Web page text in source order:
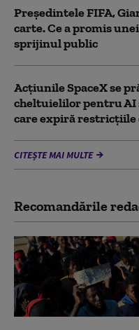
Președintele FIFA,
carte. Ce a promis
sprijinul public
Acţiunile SpaceX se
cheltuielilor pentru AI
care expiră restricţiile
CITEȘTE MAI MULTE
Recomandările